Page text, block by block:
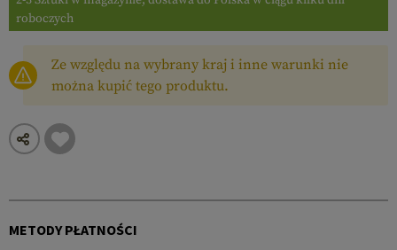
roboczych
Ze względu na wybrany kraj i inne warunki nie
można kupić tego produktu.
METODY PŁATNOŚCI